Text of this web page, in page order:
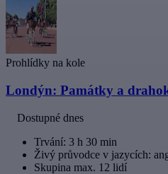
Prohlídky na kole
Londýn: Památky a
Dostupné dnes
Trvání: 3 h 30 min
Živý průvodce v jazycích:
Skupina max. 12 lidí